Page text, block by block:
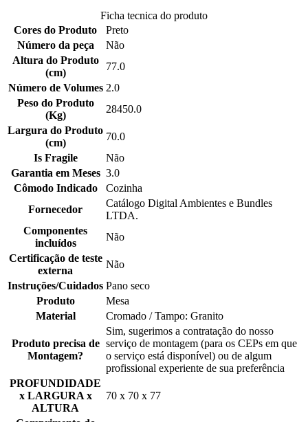
Ficha tecnica do produto
Cores do Produto
Preto
Número da peça
Não
Altura do Produto
(cm)
77.0
Número de Volumes 2.0
Peso do Produto
(Kg)
28450.0
Largura do Produto
(cm)
70.0
Is Fragile
Não
Garantia em Meses 3.0
Cômodo Indicado
Cozinha
Fornecedor
Catálogo Digital Ambientes e Bundles
LTDA.
Componentes
incluídos
Não
Certificação de teste
externa
Não
Instruções/Cuidados Pano seco
Produto
Mesa
Material
Cromado / Tampo: Granito
Produto precisa de
Montagem?
Sim, sugerimos a contratação do nosso
serviço de montagem (para os CEPs em que
o serviço está disponível) ou de algum
profissional experiente de sua preferência
PROFUNDIDADE
x LARGURA x
ALTURA
70 x 70 x 77